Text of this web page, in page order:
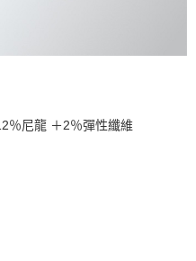
％尼龍 ＋2％彈性纖維